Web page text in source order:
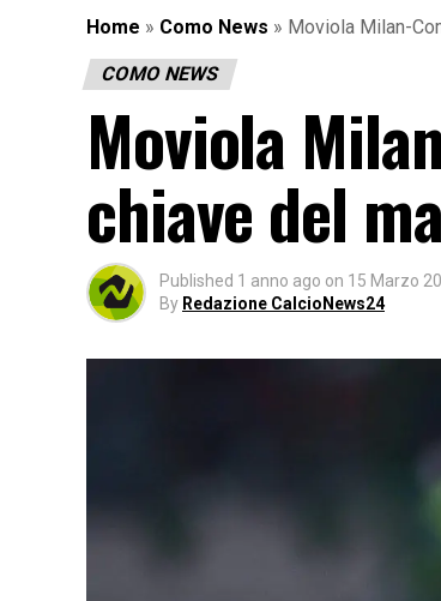
Home » Como News » Moviola Milan-
COMO NEWS
Moviola
chiave del
Published 1 anno ago on 15 Marzo
By Redazione CalcioNews24